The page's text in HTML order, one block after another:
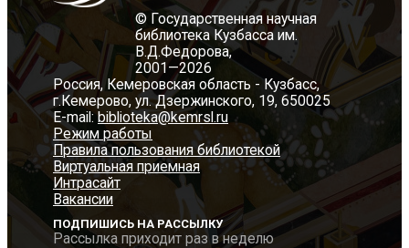
© Государственная научная
библиотека Кузбасса им.
В.Д.Федорова,
2001—2026
Россия, Кемеровская область - Кузбасс,
г.Кемерово, ул. Дзержинского, 19, 650025
E-mail:biblioteka@kemrsl.ru
Режим работы
Правила пользования библиотекой
Виртуальная приемная
Интрасайт
Вакансии
ПОДПИШИСЬ НА РАССЫЛКУ
Рассылка приходит раз в неделю